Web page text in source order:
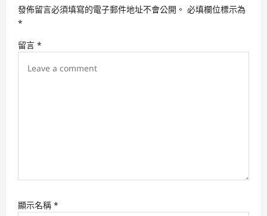
g
t
發佈留言必須填寫的電子郵件地址不會公開。 必填欄位標示為
*
留言 *
顯示名稱 *